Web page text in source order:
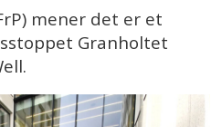
mener det er et
Granholtet